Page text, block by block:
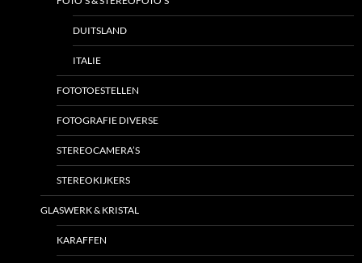
DUITSLAND
ITALIE
FOTOTOESTELLEN
FOTOGRAFIE DIVERSE
STEREOCAMERA’S
STEREOKIJKERS
GLASWERK & KRISTAL
KARAFFEN